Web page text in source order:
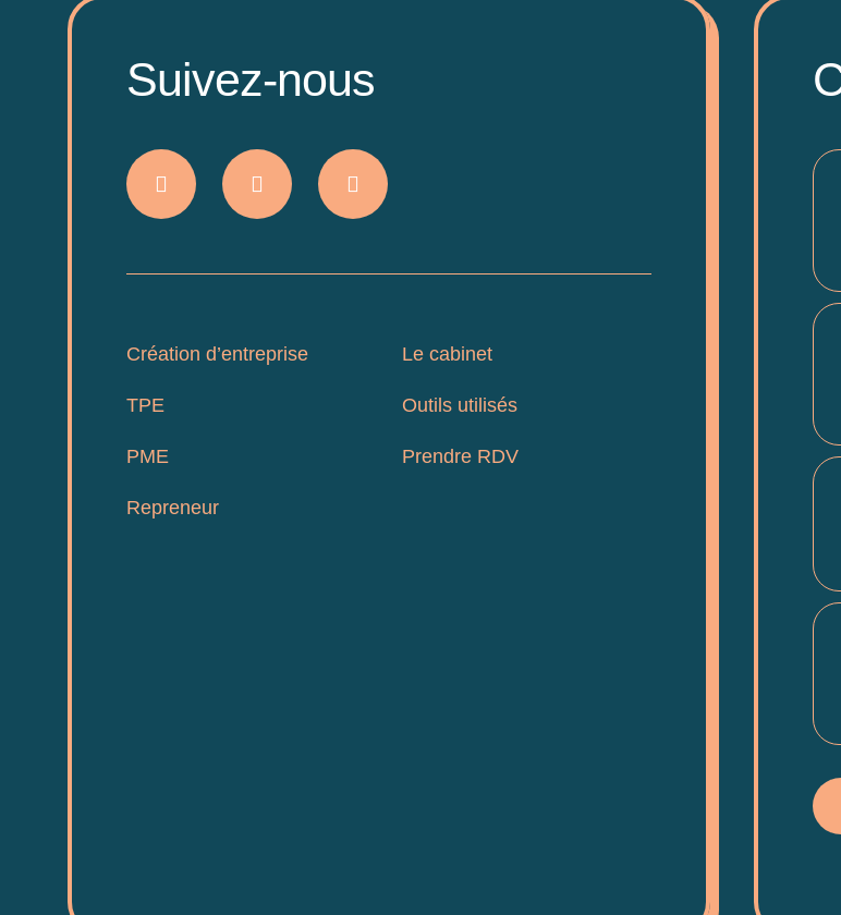
Suivez-nous
Création d’entreprise
TPE
PME
Repreneur
Le cabinet
Outils utilisés
Prendre RDV